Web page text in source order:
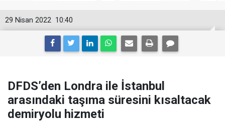
10:40
29 Nisan 2022
DFDS’den Londra ile İstanbul
arasındaki taşıma süresini kısaltacak
demiryolu hizmeti